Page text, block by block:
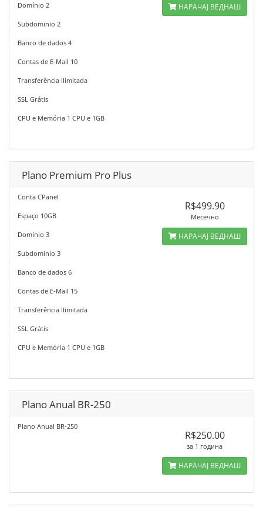
Domínio 2
Subdominio 2
Banco de dados 4
Contas de E-Mail 10
Transferência Ilimitada
SSL Grátis
CPU e Memória 1 CPU e 1GB
НАРАЧАЈ ВЕДНАШ
Plano Premium Pro Plus
Conta CPanel
Espaço 10GB
Domínio 3
Subdominio 3
Banco de dados 6
Contas de E-Mail 15
Transferência Ilimitada
SSL Grátis
CPU e Memória 1 CPU e 1GB
R$499.90
Месечно
НАРАЧАЈ ВЕДНАШ
Plano Anual BR-250
Plano Anual BR-250
R$250.00
за 1 година
НАРАЧАЈ ВЕДНАШ